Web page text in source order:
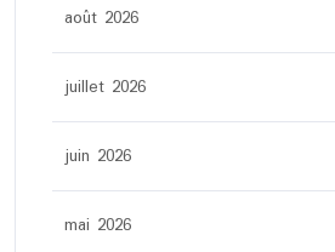
août 2026
juillet 2026
juin 2026
mai 2026